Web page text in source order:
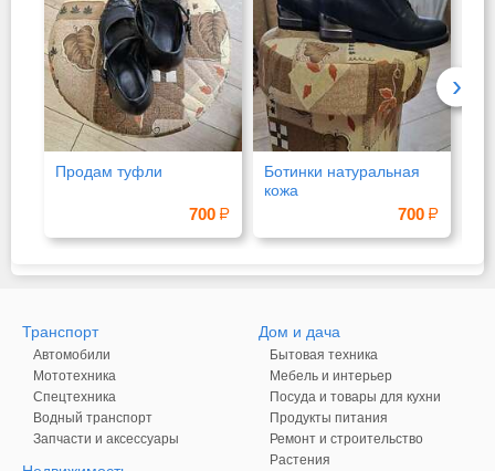
Продам туфли
700
Ботинки натуральная
кожа
700
›
Транспорт
Автомобили
Мототехника
Спецтехника
Водный транспорт
Запчасти и аксессуары
Дом и дача
Бытовая техника
Мебель и интерьер
Посуда и товары для кухни
Продукты питания
Ремонт и строительство
Растения